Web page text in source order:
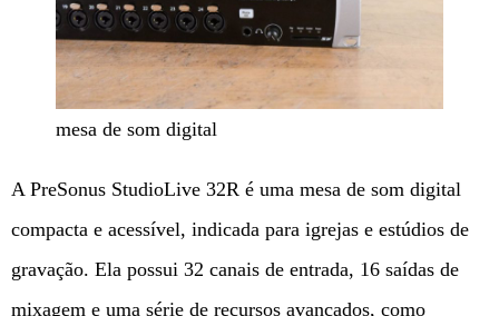
mesa de som digital
A PreSonus StudioLive 32R é uma mesa de som digital
compacta e acessível, indicada para igrejas e estúdios de
gravação. Ela possui 32 canais de entrada, 16 saídas de
mixagem e uma série de recursos avançados, como